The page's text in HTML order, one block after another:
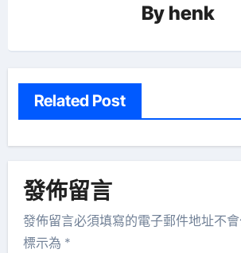
By henk
Related Post
發佈留言
發佈留言必須填寫的電子郵件地址不會
標示為 *